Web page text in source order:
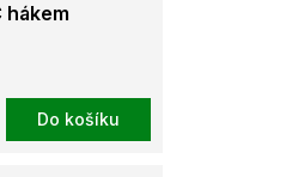
hákem
Do košíku